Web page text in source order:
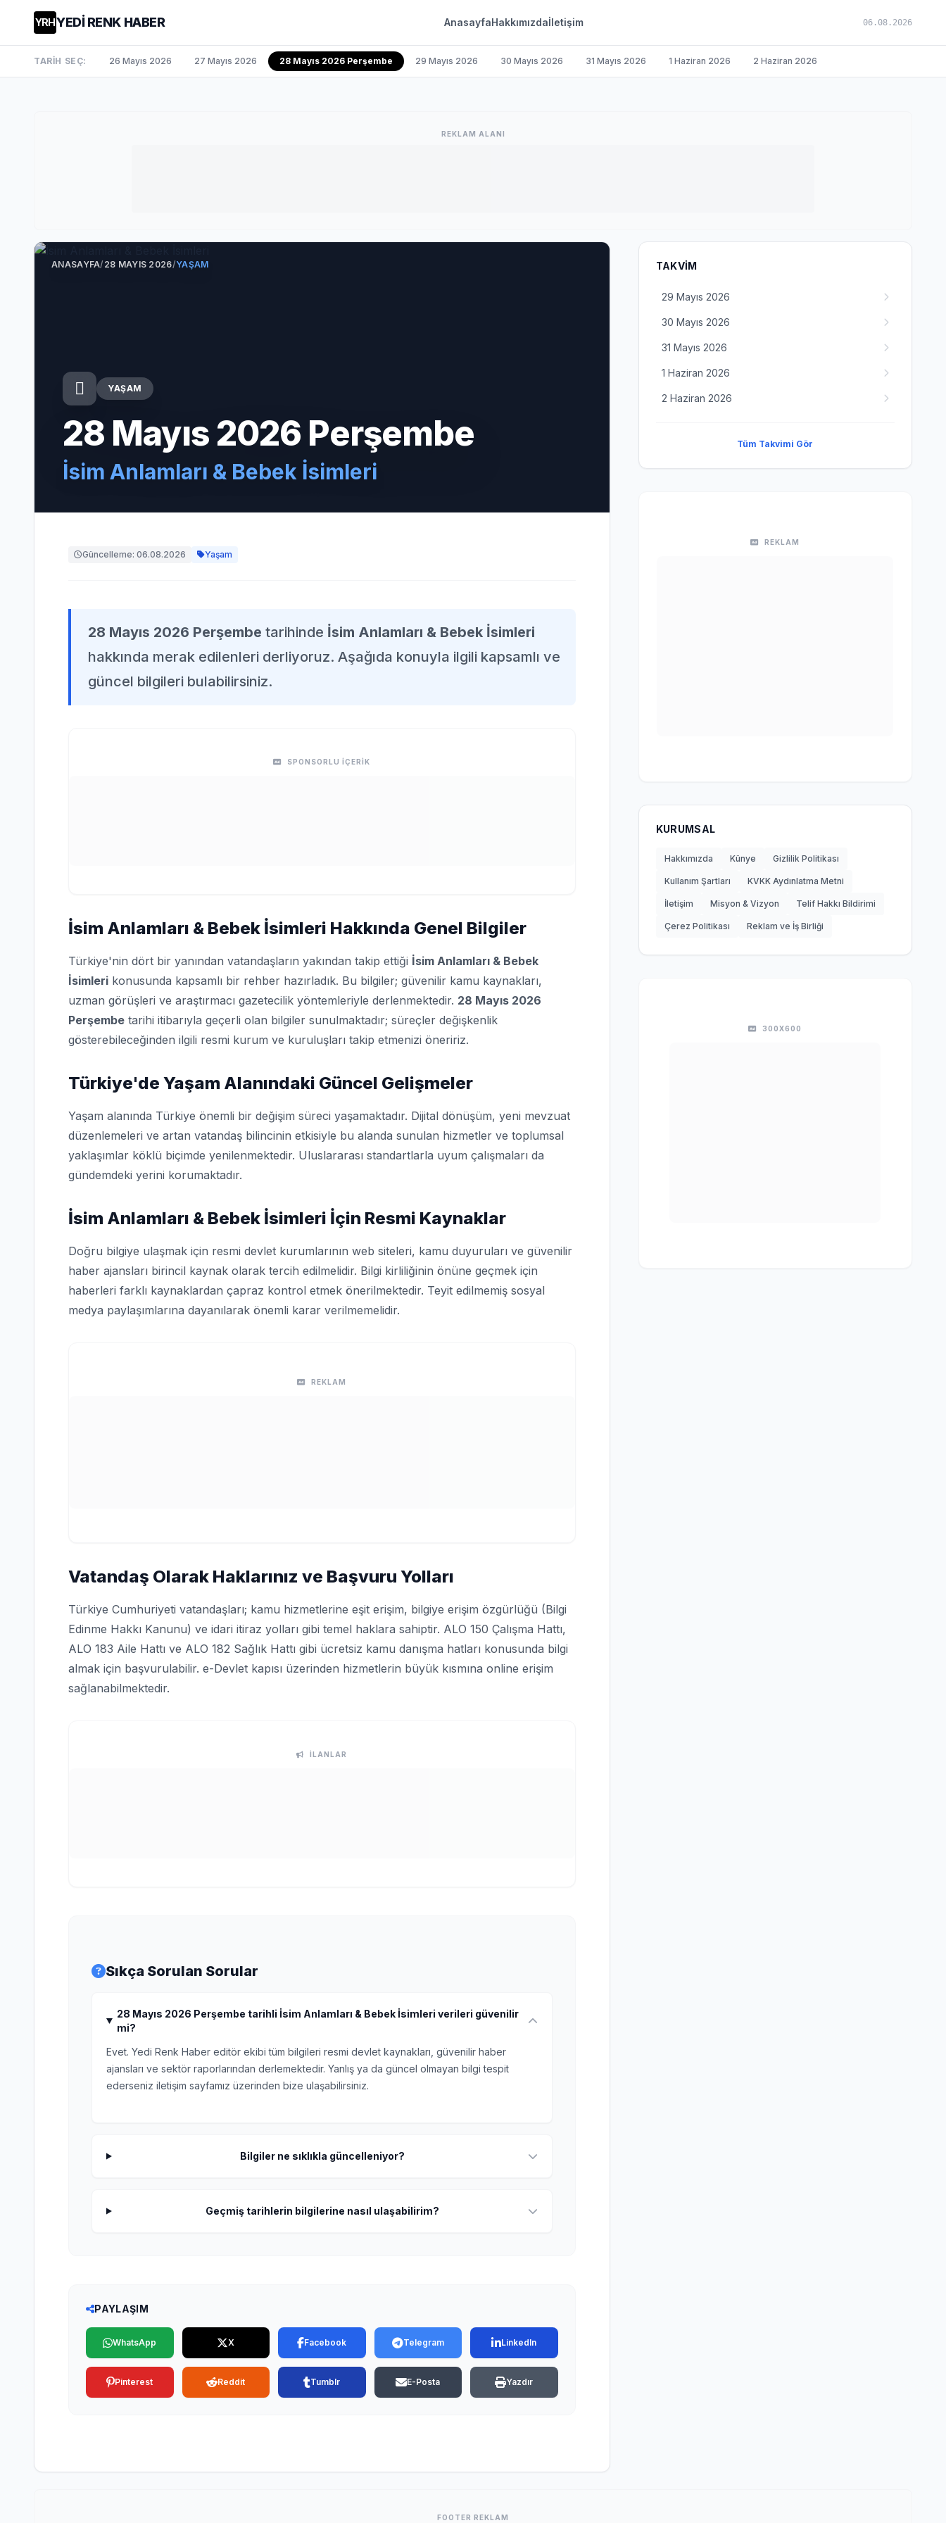
YRHYEDİ RENK HABER AnasayfaHakkımızdaİletişim 06.08.2026
TARİH SEÇ: 26 Mayıs 2026 27 Mayıs 2026 28 Mayıs 2026 Perşembe 29 Mayıs 2026 30 Mayıs 2026 31 Mayıs 2026 1 Haziran 2026 2 Haziran 2026
REKLAM ALANI
ANASAYFA/28 MAYIS 2026/YAŞAM
YAŞAM
28 Mayıs 2026 Perşembe
İsim Anlamları & Bebek İsimleri
Güncelleme: 06.08.2026 Yaşam
28 Mayıs 2026 Perşembe tarihinde İsim Anlamları & Bebek İsimleri
hakkında merak edilenleri derliyoruz. Aşağıda konuyla ilgili kapsamlı ve
güncel bilgileri bulabilirsiniz.
SPONSORLU İÇERİK
İsim Anlamları & Bebek İsimleri Hakkında Genel Bilgiler
Türkiye'nin dört bir yanından vatandaşların yakından takip ettiği İsim Anlamları & Bebek
İsimleri konusunda kapsamlı bir rehber hazırladık. Bu bilgiler; güvenilir kamu kaynakları,
uzman görüşleri ve araştırmacı gazetecilik yöntemleriyle derlenmektedir. 28 Mayıs 2026
Perşembe tarihi itibarıyla geçerli olan bilgiler sunulmaktadır; süreçler değişkenlik
gösterebileceğinden ilgili resmi kurum ve kuruluşları takip etmenizi öneririz.
Türkiye'de Yaşam Alanındaki Güncel Gelişmeler
Yaşam alanında Türkiye önemli bir değişim süreci yaşamaktadır. Dijital dönüşüm, yeni mevzuat
düzenlemeleri ve artan vatandaş bilincinin etkisiyle bu alanda sunulan hizmetler ve toplumsal
yaklaşımlar köklü biçimde yenilenmektedir. Uluslararası standartlarla uyum çalışmaları da
gündemdeki yerini korumaktadır.
İsim Anlamları & Bebek İsimleri İçin Resmi Kaynaklar
Doğru bilgiye ulaşmak için resmi devlet kurumlarının web siteleri, kamu duyuruları ve güvenilir
haber ajansları birincil kaynak olarak tercih edilmelidir. Bilgi kirliliğinin önüne geçmek için
haberleri farklı kaynaklardan çapraz kontrol etmek önerilmektedir. Teyit edilmemiş sosyal
medya paylaşımlarına dayanılarak önemli karar verilmemelidir.
REKLAM
Vatandaş Olarak Haklarınız ve Başvuru Yolları
Türkiye Cumhuriyeti vatandaşları; kamu hizmetlerine eşit erişim, bilgiye erişim özgürlüğü (Bilgi
Edinme Hakkı Kanunu) ve idari itiraz yolları gibi temel haklara sahiptir. ALO 150 Çalışma Hattı,
ALO 183 Aile Hattı ve ALO 182 Sağlık Hattı gibi ücretsiz kamu danışma hatları konusunda bilgi
almak için başvurulabilir. e-Devlet kapısı üzerinden hizmetlerin büyük kısmına online erişim
sağlanabilmektedir.
İLANLAR
Sıkça Sorulan Sorular
28 Mayıs 2026 Perşembe tarihli İsim Anlamları & Bebek İsimleri verileri güvenilir
mi?
Evet. Yedi Renk Haber editör ekibi tüm bilgileri resmi devlet kaynakları, güvenilir haber
ajansları ve sektör raporlarından derlemektedir. Yanlış ya da güncel olmayan bilgi tespit
ederseniz iletişim sayfamız üzerinden bize ulaşabilirsiniz.
Bilgiler ne sıklıkla güncelleniyor?
Geçmiş tarihlerin bilgilerine nasıl ulaşabilirim?
PAYLAŞIM
WhatsApp X Facebook Telegram LinkedIn
Pinterest Reddit Tumblr E-Posta Yazdır
TAKVIM
29 Mayıs 2026
30 Mayıs 2026
31 Mayıs 2026
1 Haziran 2026
2 Haziran 2026
Tüm Takvimi Gör
REKLAM
KURUMSAL
Hakkımızda Künye Gizlilik Politikası
Kullanım Şartları KVKK Aydınlatma Metni
İletişim Misyon & Vizyon Telif Hakkı Bildirimi
Çerez Politikası Reklam ve İş Birliği
300X600
FOOTER REKLAM